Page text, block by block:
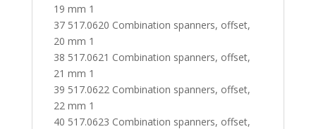
19 mm 1
37 517.0620 Combination spanners, offset,
20 mm 1
38 517.0621 Combination spanners, offset,
21 mm 1
39 517.0622 Combination spanners, offset,
22 mm 1
40 517.0623 Combination spanners, offset,